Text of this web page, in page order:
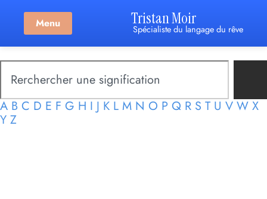
Menu Tristan Moir
Spécialiste du langage du rêve
A B C D E F G H I J K L M N O P Q R S T U V W X
Y Z